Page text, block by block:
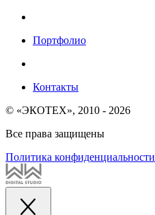
Портфолио
Контакты
© «ЭКОТЕХ», 2010 - 2026
Все права защищены
Политика конфиденциальности